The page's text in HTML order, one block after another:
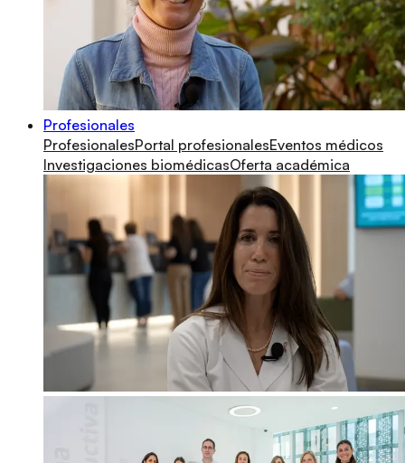
Profesionales
ProfesionalesPortal profesionalesEventos médicos
Investigaciones biomédicasOferta académica